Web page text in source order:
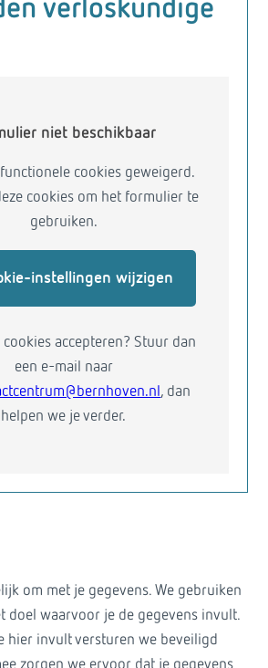
verloskundige
niet beschikbaar
cookies geweigerd.
cookies om het formulier te
gebruiken.
instellingen wijzigen
cookies accepteren? Stuur dan
een e-mail naar
, dan
helpen we je verder.
om met je gegevens. We gebruiken
doel waarvoor je de gegevens invult.
hier invult versturen we beveiligd
zorgen we ervoor dat je gegevens